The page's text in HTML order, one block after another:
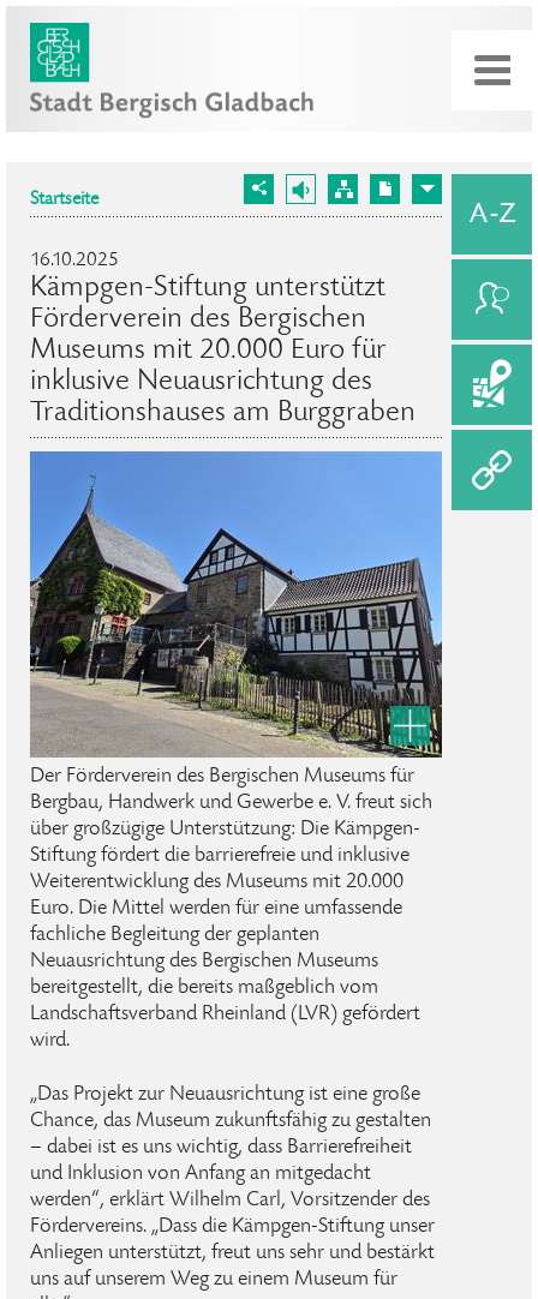
Startseite
16.10.2025
Kämpgen-Stiftung unterstützt
Förderverein des Bergischen
Museums mit 20.000 Euro für
inklusive Neuausrichtung des
Traditionshauses am Burggraben
Der Förderverein des Bergischen Museums für
Bergbau, Handwerk und Gewerbe e. V. freut sich
über großzügige Unterstützung: Die Kämpgen-
Stiftung fördert die barrierefreie und inklusive
Weiterentwicklung des Museums mit 20.000
Euro. Die Mittel werden für eine umfassende
fachliche Begleitung der geplanten
Neuausrichtung des Bergischen Museums
bereitgestellt, die bereits maßgeblich vom
Landschaftsverband Rheinland (LVR) gefördert
wird.
„Das Projekt zur Neuausrichtung ist eine große
Chance, das Museum zukunftsfähig zu gestalten
– dabei ist es uns wichtig, dass Barrierefreiheit
und Inklusion von Anfang an mitgedacht
werden“, erklärt Wilhelm Carl, Vorsitzender des
Fördervereins. „Dass die Kämpgen-Stiftung unser
Anliegen unterstützt, freut uns sehr und bestärkt
uns auf unserem Weg zu einem Museum für